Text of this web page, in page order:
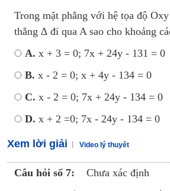
Trong mặt phẳng với hệ tọa độ
thẳng ∆ đi qua A sao cho khoảng
A. x + 3 = 0; 7x + 24y - 131 = 0
B. x - 2 = 0; x + 4y - 134 = 0
C. x - 2 = 0; 7x + 24y - 134 = 0
D. x + 2 =0; 7x - 24y - 134 = 0
Xem lời giải Video lý thuyết
Câu hỏi số 7:
Chưa xác định